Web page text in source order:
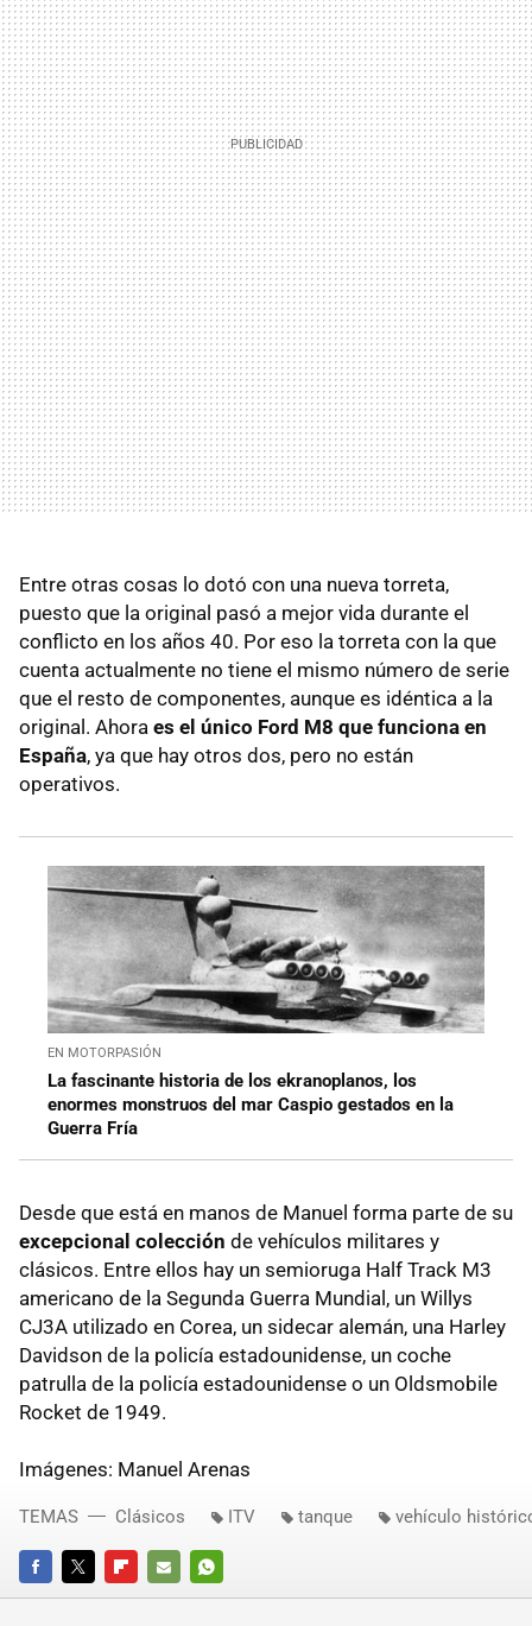
Entre otras cosas lo dotó con una nueva torreta,
puesto que la original pasó a mejor vida durante el
conflicto en los años 40. Por eso la torreta con la que
cuenta actualmente no tiene el mismo número de serie
que el resto de componentes, aunque es idéntica a la
original. Ahora es el único Ford M8 que funciona en
España, ya que hay otros dos, pero no están
operativos.
EN MOTORPASIÓN
La fascinante historia de los ekranoplanos, los
enormes monstruos del mar Caspio gestados en la
Guerra Fría
Desde que está en manos de Manuel forma parte de su
excepcional colección de vehículos militares y
clásicos. Entre ellos hay un semioruga Half Track M3
americano de la Segunda Guerra Mundial, un Willys
CJ3A utilizado en Corea, un sidecar alemán, una Harley
Davidson de la policía estadounidense, un coche
patrulla de la policía estadounidense o un Oldsmobile
Rocket de 1949.
Imágenes: Manuel Arenas
FACEBOOKTWITTERFLIPBOARD
E-
WHATSAPP
TEMAS Clásicos ITV tanque vehículo